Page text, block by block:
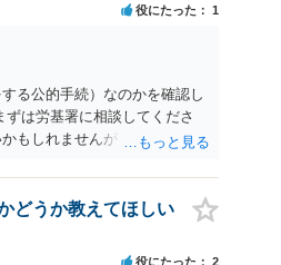
役にたった 1
る公的手続）なのかを確認し
は労基署に相談してくださ
もしれませんが）賃金などの
事業を行っています。詳しく
：土日祝日を除く9:15～17:0
どうか教えてほしい
役にたった 2